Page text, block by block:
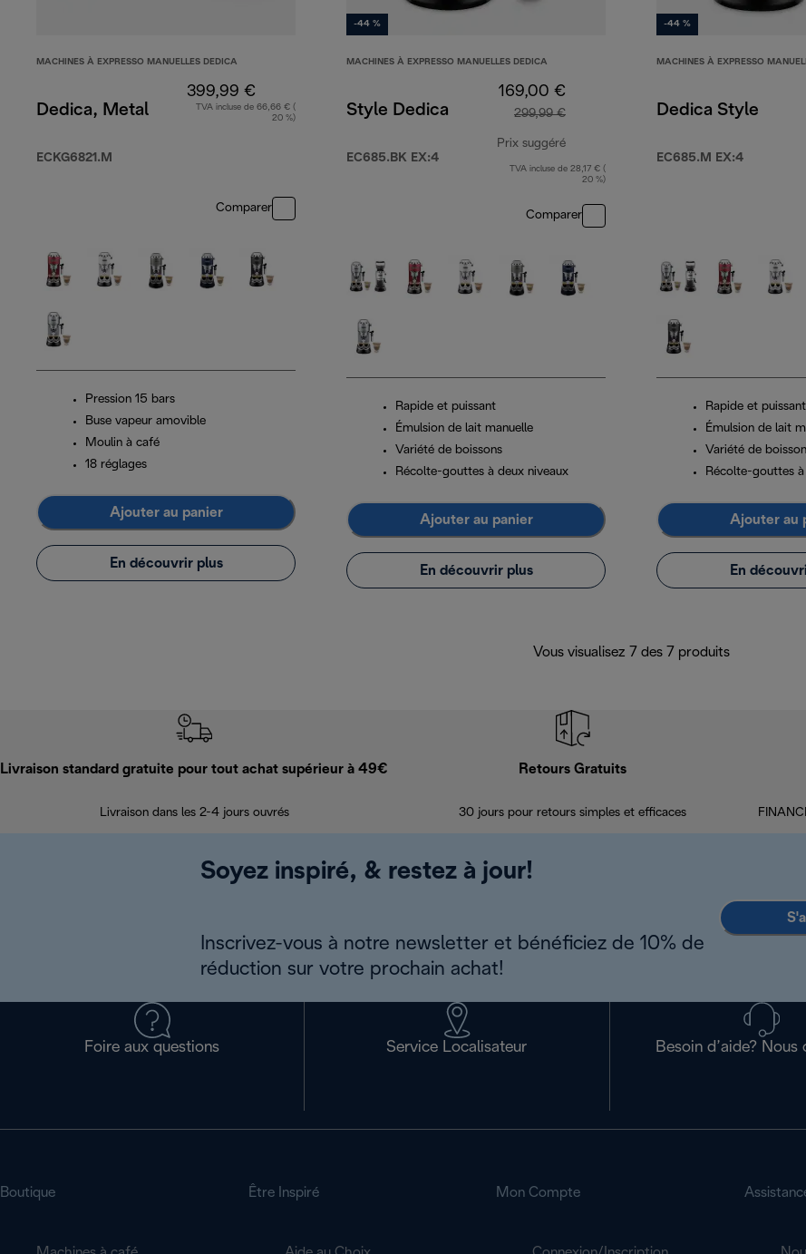
MACHINES À EXPRESSO MANUELLES DEDICA
Dedica, Metal
ECKG6821.M
399,99 €
TVA incluse de 66,66 € (
20 %)
Comparer
Pression 15 bars
Buse vapeur amovible
Moulin à café
18 réglages
Ajouter au panier
En découvrir plus
-44 %
MACHINES À EXPRESSO MANUELLES DEDICA
Style Dedica
EC685.BK EX:4
169,00 €
299,99 €
Prix suggéré
prix original 299,99 €
TVA incluse de 28,17 € (
20 %)
Comparer
Rapide et puissant
Émulsion de lait manuelle
Variété de boissons
Récolte-gouttes à deux niveaux
Ajouter au panier
En découvrir plus
-44 %
MACHINES À EXPRESSO
Dedica Style
EC685.M EX:4
Rapide et puissant
Émulsion de lait
Variété de
Récolte-gouttes
Ajouter au
En
Vous visualisez 7 des 7 produits
Livraison standard gratuite pour tout achat supérieur à 49€
Livraison dans les 2-4 jours ouvrés
Retours Gratuits
30 jours pour retours simples et efficaces
Soyez inspiré, & restez à jour!
Inscrivez-vous à notre newsletter et bénéficiez de 10% de
réduction sur votre prochain achat!
Foire aux questions Service Localisateur Besoin d’aide? Nous
Boutique Être Inspiré Mon Compte